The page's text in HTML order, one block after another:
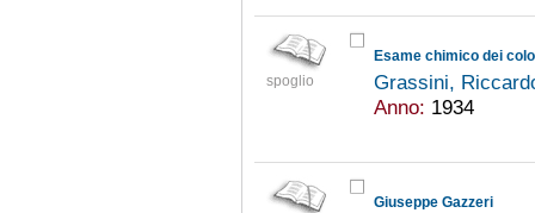
spoglio
Grassini,
Anno: 1934
Giuseppe Gazzeri